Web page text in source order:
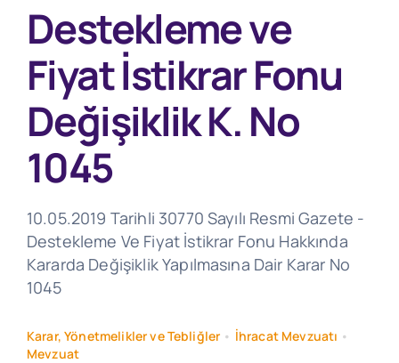
Destekleme ve
Fiyat İstikrar Fonu
Değişiklik K. No
1045
10.05.2019 Tarihli 30770 Sayılı Resmi Gazete -
Destekleme Ve Fiyat İstikrar Fonu Hakkında
Kararda Değişiklik Yapılmasına Dair Karar No
1045
Karar, Yönetmelikler ve Tebliğler • İhracat Mevzuatı •
Mevzuat